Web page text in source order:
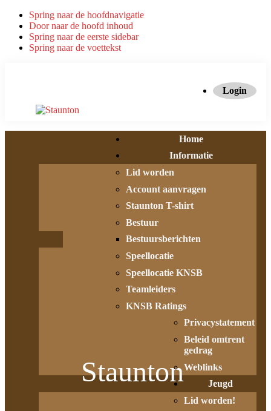
Spring naar de hoofdnavigatie
Door naar de hoofd inhoud
Spring naar de eerste sidebar
Spring naar de voettekst
Login
Staunton
Home
Informatie
Lid worden
Account aanvragen
Staunton T-shirt
Bestuur
Bestuursberichten
Speellocatie
Speellocatie KNSB
Teamleiders
KNSB Ratings
Privacystatement
Beleid omtrent
gedrag
Weblinks
Jeugd
Lid worden!